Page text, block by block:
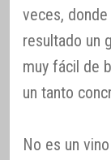
veces,
resultado un
muy fácil de
un tanto
No es un